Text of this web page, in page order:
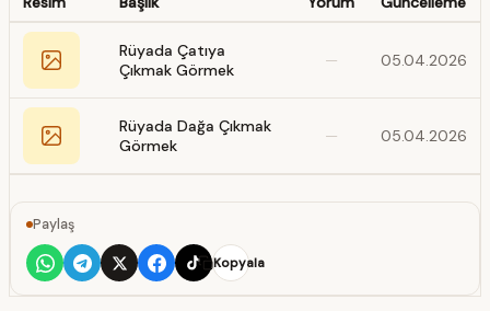
Rüyada Çatıya
Çıkmak Görmek
— 05.04.2026
Rüyada Dağa Çıkmak
Görmek
— 05.04.2026
Paylaş
Kopyala